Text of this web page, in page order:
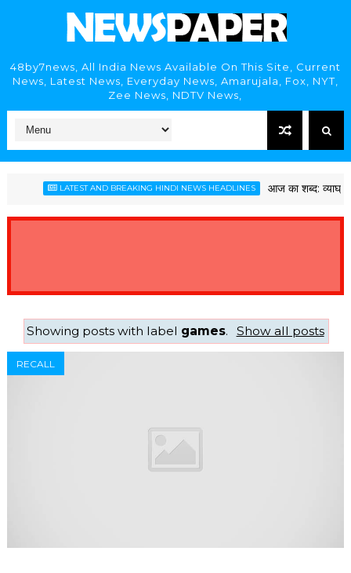
48by7news, All India News Available On This Site, Current
News, Latest News, Everyday News, Amarujala, Fox, NYT,
Zee News, NDTV News,
LATEST AND BREAKING HINDI NEWS HEADLINES आज का शब्द: व्याघ्र
Showing posts with label games. Show all posts
RECALL